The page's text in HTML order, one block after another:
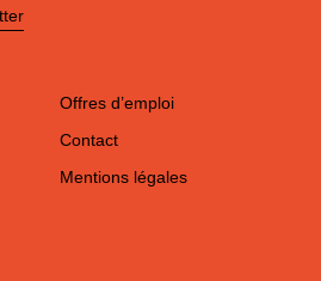
Offres d’emploi
Contact
Mentions légales